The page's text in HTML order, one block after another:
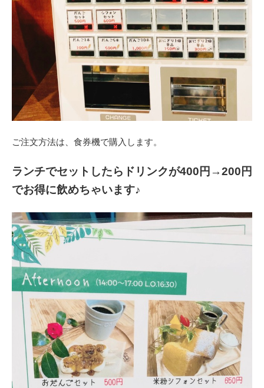
ご注文方法は、食券機で購入します。
ランチでセットしたらドリンクが400円→200円
でお得に飲めちゃいます♪